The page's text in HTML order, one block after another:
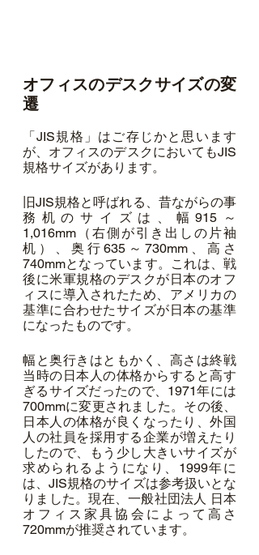
オフィスのデスクサイズの変
遷
「JIS規格」はご存じかと思います
が、オフィスのデスクにおいてもJIS
規格サイズがあります。
旧JIS規格と呼ばれる、昔ながらの事
務机のサイズは、幅915～
1,016mm（右側が引き出しの片袖
机）、奥行635～730mm、高さ
740mmとなっています。これは、戦
後に米軍規格のデスクが日本のオフ
ィスに導入されたため、アメリカの
基準に合わせたサイズが日本の基準
になったものです。
幅と奥行きはともかく、高さは終戦
当時の日本人の体格からすると高す
ぎるサイズだったので、1971年には
700mmに変更されました。その後、
日本人の体格が良くなったり、外国
人の社員を採用する企業が増えたり
したので、もう少し大きいサイズが
求められるようになり、1999年に
は、JIS規格のサイズは参考扱いとな
りました。現在、一般社団法人 日本
オフィス家具協会によって高さ
720mmが推奨されています。